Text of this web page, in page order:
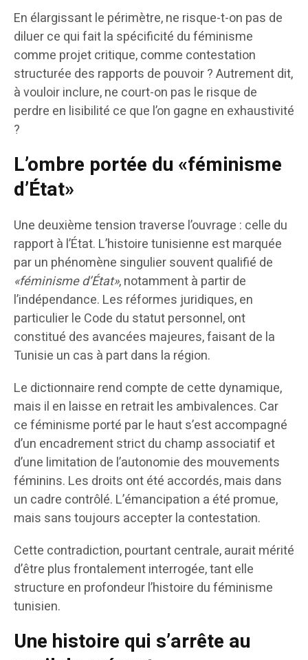
En élargissant le périmètre, ne risque-t-on pas de
diluer ce qui fait la spécificité du féminisme
comme projet critique, comme contestation
structurée des rapports de pouvoir ? Autrement dit,
à vouloir inclure, ne court-on pas le risque de
perdre en lisibilité ce que l’on gagne en exhaustivité
?
L’ombre portée du «féminisme
d’État»
Une deuxième tension traverse l’ouvrage : celle du
rapport à l’État. L’histoire tunisienne est marquée
par un phénomène singulier souvent qualifié de
«féminisme d’État», notamment à partir de
l’indépendance. Les réformes juridiques, en
particulier le Code du statut personnel, ont
constitué des avancées majeures, faisant de la
Tunisie un cas à part dans la région.
Le dictionnaire rend compte de cette dynamique,
mais il en laisse en retrait les ambivalences. Car
ce féminisme porté par le haut s’est accompagné
d’un encadrement strict du champ associatif et
d’une limitation de l’autonomie des mouvements
féminins. Les droits ont été accordés, mais dans
un cadre contrôlé. L’émancipation a été promue,
mais sans toujours accepter la contestation.
Cette contradiction, pourtant centrale, aurait mérité
d’être plus frontalement interrogée, tant elle
structure en profondeur l’histoire du féminisme
tunisien.
Une histoire qui s’arrête au